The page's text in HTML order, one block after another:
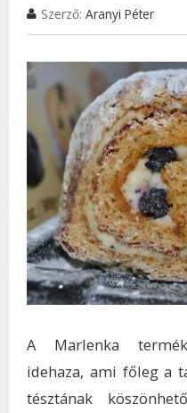
Szerző: Aranyi Péter
A Marlenka
idehaza, ami főleg a
tésztának